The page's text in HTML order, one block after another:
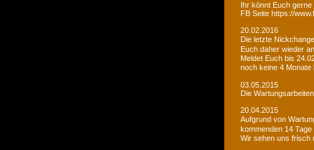
Ihr könnt Euch
FB Seite https://
20.02.2016
Die letzte
Euch daher wieder
Meldet Euch bis
noch keine 4
03.05.2015
Die
20.04.2015
Aufgrund von
kommenden 14
Wir sehen uns frisch